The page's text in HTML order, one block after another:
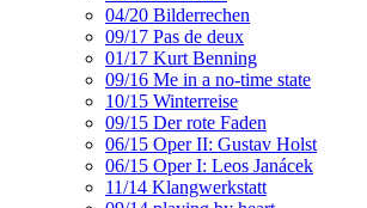
04/20 Bilderrechen
09/17 Pas de deux
01/17 Kurt Benning
09/16 Me in a no-time state
10/15 Winterreise
09/15 Der rote Faden
06/15 Oper II: Gustav Holst
06/15 Oper I: Leos Janácek
11/14 Klangwerkstatt